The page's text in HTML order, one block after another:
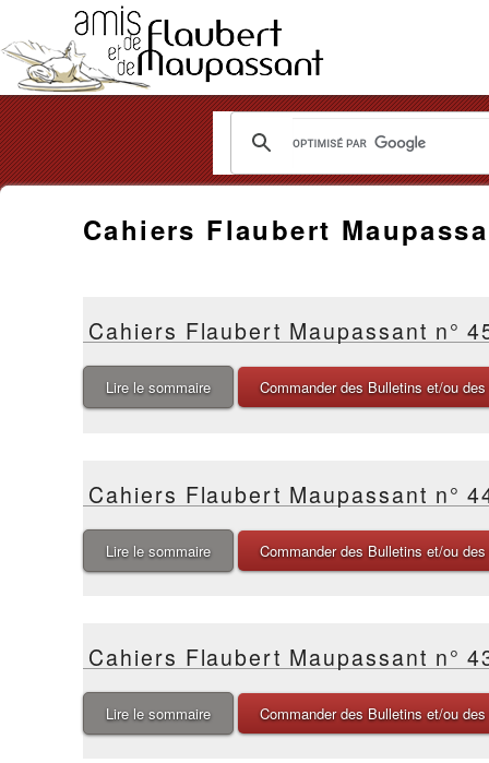
Les
Maupassant
Cahiers Flaubert
Cahiers Flaubert Maupassant n°
Lire le sommaire Commander des Bulletins et/ou
Cahiers Flaubert Maupassant n°
Lire le sommaire Commander des Bulletins et/ou
Cahiers Flaubert Maupassant n°
Lire le sommaire Commander des Bulletins et/ou